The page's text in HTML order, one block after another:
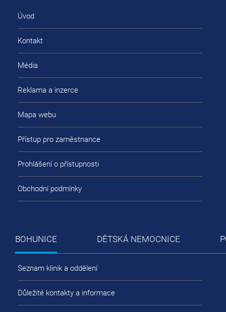
Úvod
Kontakt
Média
Reklama a inzerce
Mapa webu
Přístup pro zaměstnance
Prohlášení o přístupnosti
Obchodní podmínky
BOHUNICE DĚTSKÁ NEMOCNICE
Seznam klinik a oddělení
Důležité kontakty a informace